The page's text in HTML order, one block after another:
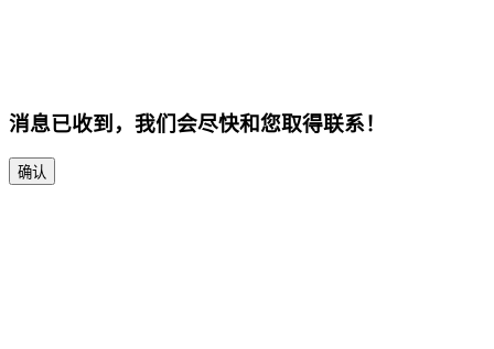
消息已收到，我们会尽快和您取得联系！
确认